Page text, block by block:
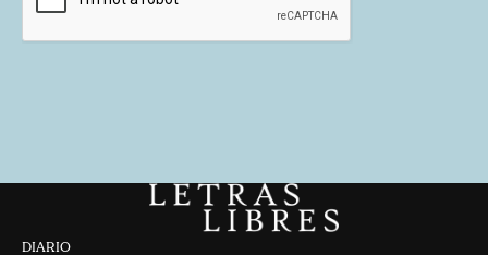
DIARIO